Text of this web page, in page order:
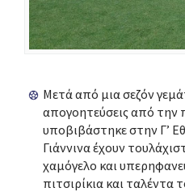
Μετά από μια σεζόν
απογοητεύσεις από
υποβιβάστηκε στην Γ’
Γιάννινα έχουν
χαμόγελο και
πιτσιρίκια και